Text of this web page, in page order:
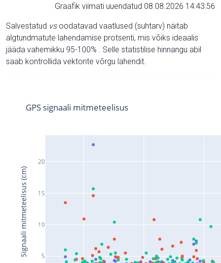
Graafik viimati uuendatud 08.08.2026 14:43:56
Salvestatud vsoodatavad vaatlused (suhtarv) näitab
algtundmatute lahendamise protsenti, mis võiks ideaalis
jääda vahemikku 95-100% . Selle statistilise hinnangu abil
saab kontrollida vektorite võrgu lahendit.
5
10
15
20
GPS signaali mitmeteelisus
Signaali mitmeteelisus (cm)